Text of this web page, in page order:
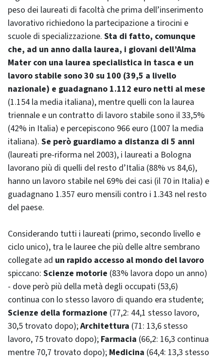
peso dei laureati di facoltà che prima dell’inserimento
lavorativo richiedono la partecipazione a tirocini e
scuole di specializzazione. Sta di fatto, comunque
che, ad un anno dalla laurea, i giovani dell’Alma
Mater con una laurea specialistica in tasca e un
lavoro stabile sono 30 su 100 (39,5 a livello
nazionale) e guadagnano 1.112 euro netti al mese
(1.154 la media italiana), mentre quelli con la laurea
triennale e un contratto di lavoro stabile sono il 33,5%
(42% in Italia) e percepiscono 966 euro (1007 la media
italiana). Se però guardiamo a distanza di 5 anni
(laureati pre-riforma nel 2003), i laureati a Bologna
lavorano più di quelli del resto d’Italia (88% vs 84,6),
hanno un lavoro stabile nel 69% dei casi (il 70 in Italia) e
guadagnano 1.357 euro mensili contro i 1.343 nel resto
del paese.
Considerando tutti i laureati (primo, secondo livello e
ciclo unico), tra le lauree che più delle altre sembrano
collegate ad un rapido accesso al mondo del lavoro
spiccano: Scienze motorie (83% lavora dopo un anno)
- dove però più della metà degli occupati (53,6)
continua con lo stesso lavoro di quando era studente;
Scienze della formazione (77,2: 44,1 stesso lavoro,
30,5 trovato dopo);Architettura (71: 13,6 stesso
lavoro, 75 trovato dopo); Farmacia (66,2: 16,3 continua
mentre 70,7 trovato dopo); Medicina (64,4: 13,3 stesso